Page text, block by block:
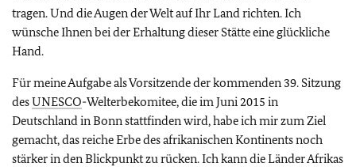
tragen. Und die Augen der Welt auf Ihr Land richten. Ich
wünsche Ihnen bei der Erhaltung dieser Stätte eine glückliche
Hand.
Für meine Aufgabe als Vorsitzende der kommenden 39. Sitzung
desUNESCO-Welterbekomitee, die im Juni 2015 in
Deutschland in Bonn stattfinden wird, habe ich mir zum Ziel
gemacht, das reiche Erbe des afrikanischen Kontinents noch
stärker in den Blickpunkt zu rücken. Ich kann die Länder Afrikas